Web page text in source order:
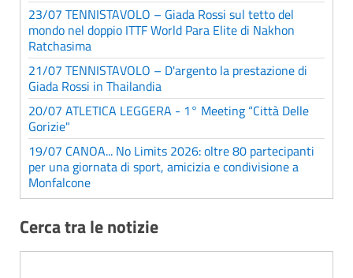
23/07 TENNISTAVOLO – Giada Rossi sul tetto del
mondo nel doppio ITTF World Para Elite di Nakhon
Ratchasima
21/07 TENNISTAVOLO – D'argento la prestazione di
Giada Rossi in Thailandia
20/07 ATLETICA LEGGERA - 1° Meeting “Città Delle
Gorizie"
19/07 CANOA... No Limits 2026: oltre 80 partecipanti
per una giornata di sport, amicizia e condivisione a
Monfalcone
Cerca tra le notizie